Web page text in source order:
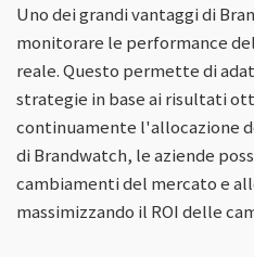
Uno dei grandi vantaggi di
monitorare le performance
reale. Questo permette di
strategie in base ai risultati
continuamente l'allocazione
di Brandwatch, le aziende
cambiamenti del mercato e
massimizzando il ROI delle